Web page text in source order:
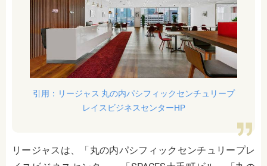
引用：リージャス 丸の内パシフィックセンチュリープ
レイスビジネスセンターHP
リージャスは、「丸の内パシフィックセンチュリープレ